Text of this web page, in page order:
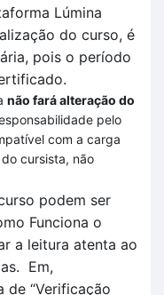
Lúmina
do curso, é
pois o período
não fará alteração do
pelo
com a carga
cursista, não
podem ser
Funciona o
a leitura atenta ao
Em,
de “Verificação